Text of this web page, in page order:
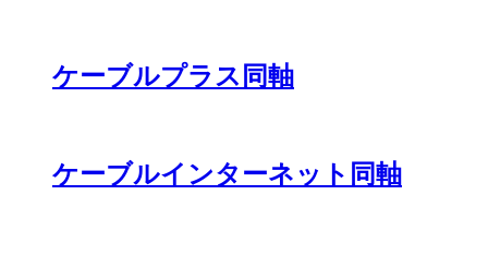
ケーブルプラス同軸
ケーブルインターネット同軸